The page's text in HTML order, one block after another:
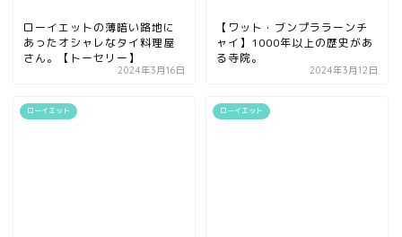
ローイエットの薄暗い路地に
あったオシャレなタイ料理屋
さん。【トーセリー】
2024年3月16日
【ワット・ブンプララーンチ
ャイ】1000年以上の歴史があ
る寺院。
2024年3月12日
ローイエット ローイエット